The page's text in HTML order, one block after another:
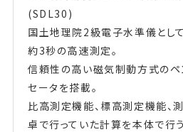
(SDL30)
国土地理院2級電子水準儀とし
約3秒の高速測定。
信頼性の高い磁気制動方式のペ
セータを搭載。
比高測定機能、標高測定機能、
卓で行っていた計算を本体で行う